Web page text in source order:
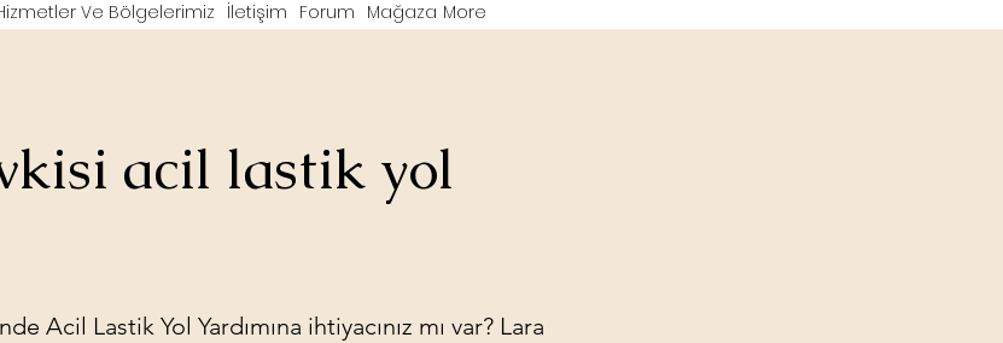
Ve Bölgelerimiz İletişim Forum Mağaza More
acil lastik yol
Acil Lastik Yol Yardımına ihtiyacınız mı var? Lara